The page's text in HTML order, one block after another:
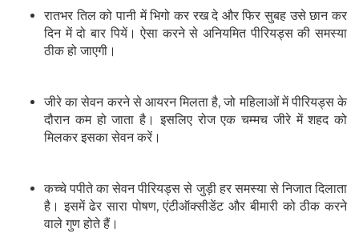
रातभर तिल को पानी में भिगो कर रख दे और फिर सुबह उसे छान कर
दिन में दो बार पियें। ऐसा करने से अनियमित पीरियड्स की समस्या
ठीक हो जाएगी।
जीरे का सेवन करने से आयरन मिलता है, जो महिलाओं में प‍ीरियड्स के
दौरान कम हो जाता है। इसलिए रोज एक चम्‍मच जीरे में शहद को
मिलकर इसका सेवन करें।
कच्‍चे पपीते का सेवन पीरियड्स से जुड़ी हर समस्‍या से निजात दिलाता
है। इसमें ढेर सारा पोषण, एंटीऑक्‍सीडेंट और बीमारी को ठीक करने
वाले गुण होते हैं।